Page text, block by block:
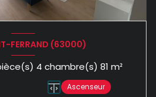
FERRAND (63000)
Appartement 5 pièce(s) 4 chambre(s) 81 m²
Ascenseur